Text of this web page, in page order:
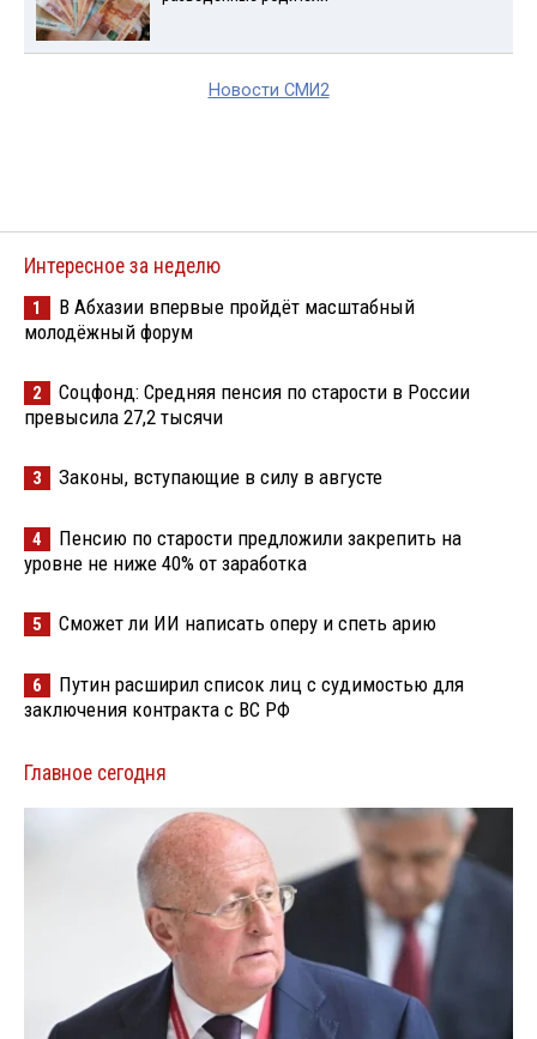
Новости СМИ2
Интересное за неделю
1
В Абхазии впервые пройдёт масштабный
молодёжный форум
2
Соцфонд: Средняя пенсия по старости в России
превысила 27,2 тысячи
3 Законы, вступающие в силу в августе
4
Пенсию по старости предложили закрепить на
уровне не ниже 40% от заработка
5 Сможет ли ИИ написать оперу и спеть арию
6
Путин расширил список лиц с судимостью для
заключения контракта с ВС РФ
Главное сегодня